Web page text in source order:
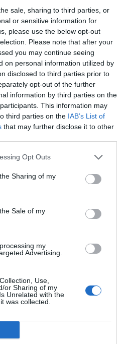
sale, sharing to third parties, or
or sensitive information for
please use the below opt-out
Please note that after your
you may continue seeing
on personal information utilized by
disclosed to third parties prior to
opt-out of the further
information by third parties on the
This information may
third parties on the IAB’s List of
that may further disclose it to other
Opt Outs
Sharing of my
Sale of my
my
Advertising.
Use,
or Sharing of my
Unrelated with the
was collected.
sports feront disparaitre
souvent au cœur des préoccupations. P
27 Août 2023
santé, pratiquez cette
!